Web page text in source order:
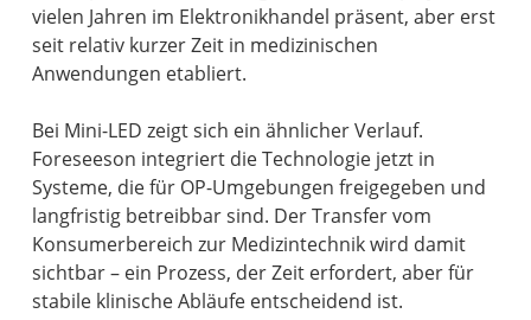
vielen Jahren im Elektronikhandel präsent, aber erst
seit relativ kurzer Zeit in medizinischen
Anwendungen etabliert.
Bei Mini-LED zeigt sich ein ähnlicher Verlauf.
Foreseeson integriert die Technologie jetzt in
Systeme, die für OP-Umgebungen freigegeben und
langfristig betreibbar sind. Der Transfer vom
Konsumerbereich zur Medizintechnik wird damit
sichtbar – ein Prozess, der Zeit erfordert, aber für
stabile klinische Abläufe entscheidend ist.